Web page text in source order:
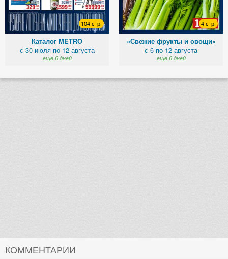
104 стр.
Каталог METRO
с 30 июля по 12 августа
еще 6 дней
4 стр.
«Свежие фрукты и овощи»
с 6 по 12 августа
еще 6 дней
КОММЕНТАРИИ